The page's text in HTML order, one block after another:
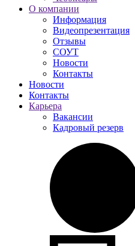
О компании
Информация
Видеопрезентация
Отзывы
СОУТ
Новости
Контакты
Новости
Контакты
Карьера
Вакансии
Кадровый резерв